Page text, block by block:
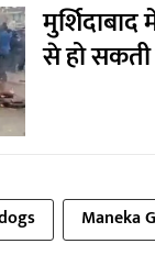
से हो
Maneka